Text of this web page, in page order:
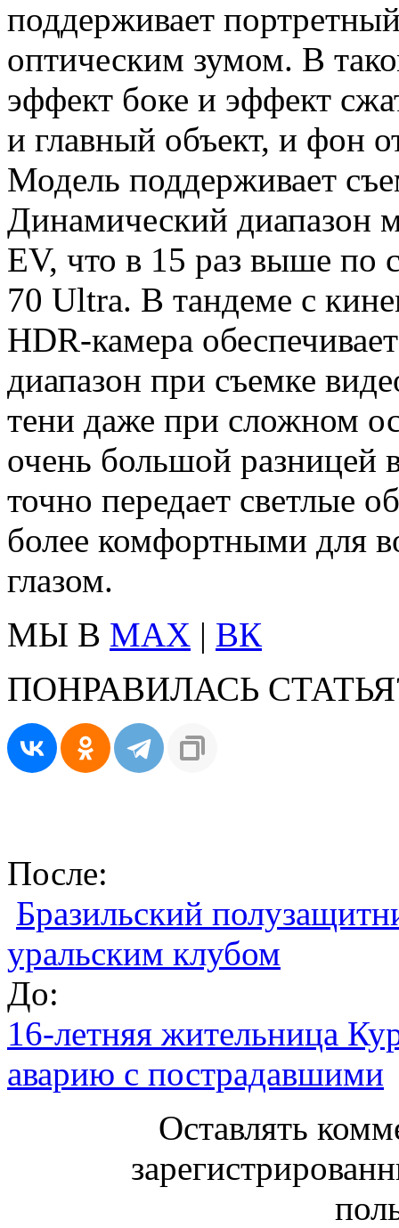
поддерживает
оптическим зумом. В
эффект боке и эффект
и главный объект, и фон
Модель поддерживает
Динамический диапазон
EV, что в 15 раз выше по
70 Ultra. В тандеме с
HDR-камера
диапазон при съемке
тени даже при сложном
очень большой разницей
точно передает светлые
более комфортными для
глазом.
МЫ В MAX | ВК
ПОНРАВИЛАСЬ
После:
Бразильский
уральским клубом
До:
16-летняя жительница
аварию с пострадавшими
Оставлять